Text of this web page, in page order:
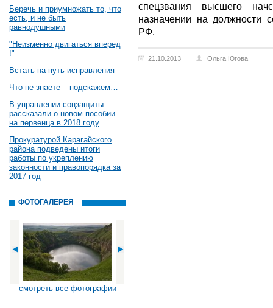
Беречь и приумножать то, что
есть, и не быть
равнодушными
"Неизменно двигаться вперед
!"
Встать на путь исправления
Что не знаете – подскажем…
В управлении соцзащиты
рассказали о новом пособии
на первенца в 2018 году
Прокуратурой Карагайского
района подведены итоги
работы по укреплению
законности и правопорядка за
2017 год
ФОТОГАЛЕРЕЯ
смотреть все фотографии
спецзвания высшего
назначении на дoлжности
РФ.
21.10.2013 Ольга Югова